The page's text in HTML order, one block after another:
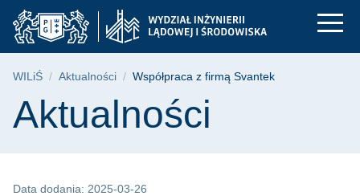
Przejdź
do
menu
głównego
Przejdź
do
wyszukiwarki
Przejdź
do
treści
Współpraca z firmą
Ścieżka nawigacyjna
WILiŚ Aktualności Współpraca z firmą Svantek
Treść strony
Aktualności
Data dodania: 2025-03-26